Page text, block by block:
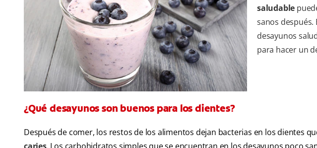
saludable
sanos después.
desayunos
para hacer un
¿Qué desayunos son buenos para los dientes?
Después de comer, los restos de los alimentos dejan bacterias en los dientes